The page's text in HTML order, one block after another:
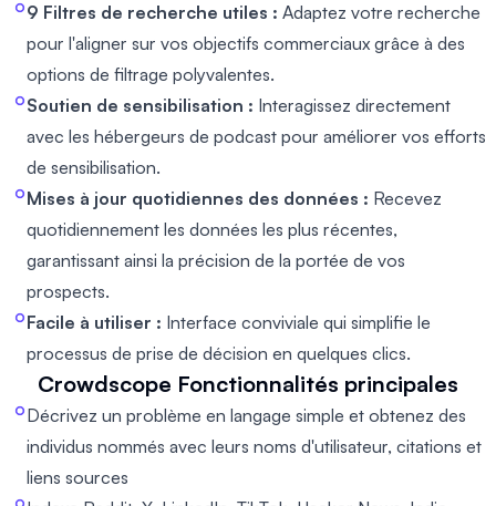
9 Filtres de recherche utiles : Adaptez votre recherche
pour l'aligner sur vos objectifs commerciaux grâce à des
options de filtrage polyvalentes.
Soutien de sensibilisation : Interagissez directement
avec les hébergeurs de podcast pour améliorer vos efforts
de sensibilisation.
Mises à jour quotidiennes des données : Recevez
quotidiennement les données les plus récentes,
garantissant ainsi la précision de la portée de vos
prospects.
Facile à utiliser : Interface conviviale qui simplifie le
processus de prise de décision en quelques clics.
Crowdscope Fonctionnalités principales
Décrivez un problème en langage simple et obtenez des
individus nommés avec leurs noms d'utilisateur, citations et
liens sources